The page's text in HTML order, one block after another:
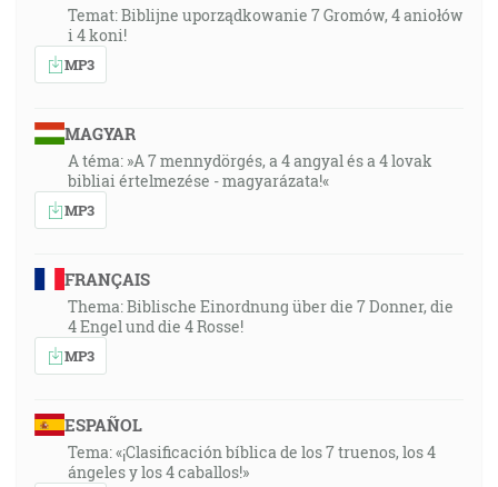
Temat: Biblijne uporządkowanie 7 Gromów, 4 aniołów
i 4 koni!
MP3
MAGYAR
A téma: »A 7 mennydörgés, a 4 angyal és a 4 lovak
bibliai értelmezése - magyarázata!«
MP3
FRANÇAIS
Thema: Biblische Einordnung über die 7 Donner, die
4 Engel und die 4 Rosse!
MP3
ESPAÑOL
Tema: «¡Clasificación bíblica de los 7 truenos, los 4
ángeles y los 4 caballos!»